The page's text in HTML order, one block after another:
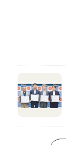
4